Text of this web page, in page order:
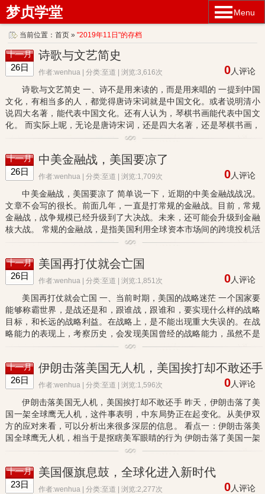
Menu
梦贞学堂
当前位置：首页 »"2019年11日"的存档
十一月
26日
诗歌与文艺简史
作者:wenhua | 分类:至道 | 浏览:3,616次 0人评论
诗歌与文艺简史 一、诗不是用来读的，而是用来唱的 一提到中国
文化，有相当多的人，都觉得唐诗宋词就是中国文化。或者说明清小
说四大名著，能代表中国文化。还有人认为，琴棋书画能代表中国文
化。 而实际上呢，无论是唐诗宋词，还是四大名著，还是琴棋书画，
它们都是只是中国文化的一个部分，而不能代表中国文化的全部。...
十一月
26日
中美金融战，美国要凉了
作者:wenhua | 分类:至道 | 浏览:1,709次 0人评论
中美金融战，美国要凉了 简单说一下，近期的中美金融战战况。
文章不会写的很长。前面几年，一直是打常规的金融战。目前，常规
金融战，战争规模已经升级到了大决战。未来，还可能会升级到金融
核大战。 常规的金融战，是指美国利用全球资本市场间的跨境投机活
动，来用金融投机手段，摧毁一个国家的金融市场，掠夺一个国家...
十一月
26日
美国再打仗就会亡国
作者:wenhua | 分类:至道 | 浏览:1,851次 0人评论
美国再打仗就会亡国 一、当前时期，美国的战略迷茫 一个国家要
能够称霸世界，是战还是和，跟谁战，跟谁和，要实现什么样的战略
目标，和长远的战略利益。在战略上，是不能出现重大失误的。在战
略能力的表现上，考察历史，会发现美国曾经的战略能力，虽然不是
一流的，但也算是二流中不错的国家，有的时候，还偶尔能表现出...
十一月
26日
伊朗击落美国无人机，美国挨打却不敢还手
作者:wenhua | 分类:至道 | 浏览:1,596次 0人评论
伊朗击落美国无人机，美国挨打却不敢还手 昨天，伊朗击落了美
国一架全球鹰无人机，这件事表明，中东局势正在起变化。从美伊双
方的应对来看，可以分析出来很多深层的信息。 看点一：伊朗击落美
国全球鹰无人机，相当于是抠瞎美军眼睛的行为 伊朗击落了美国一架
全球鹰无人机，这是个非常重大的事件。事后出现了很多看法和评...
十一月
23日
美国偃旗息鼓，全球化进入新时代
作者:wenhua | 分类:至道 | 浏览:2,277次 0人评论